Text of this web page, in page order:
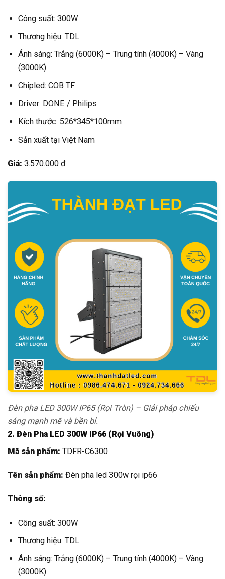
Công suất: 300W
Thương hiệu: TDL
Ánh sáng: Trắng (6000K) – Trung tính (4000K) – Vàng
(3000K)
Chipled: COB TF
Driver: DONE / Philips
Kích thước: 526*345*100mm
Sản xuất tại Việt Nam
Giá: 3.570.000 đ
Đèn pha LED 300W IP65 (Rọi Tròn) – Giải pháp chiếu
sáng mạnh mẽ và bền bỉ.
2. Đèn Pha LED 300W IP66 (Rọi Vuông)
Mã sản phẩm: TDFR-C6300
Tên sản phẩm: Đèn pha led 300w rọi ip66
Thông số:
Công suất: 300W
Thương hiệu: TDL
Ánh sáng: Trắng (6000K) – Trung tính (4000K) – Vàng
(3000K)